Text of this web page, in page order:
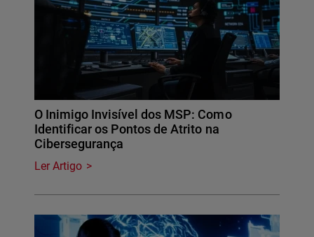
O Inimigo Invisível dos MSP: Como
Identificar os Pontos de Atrito na
Cibersegurança
Ler Artigo